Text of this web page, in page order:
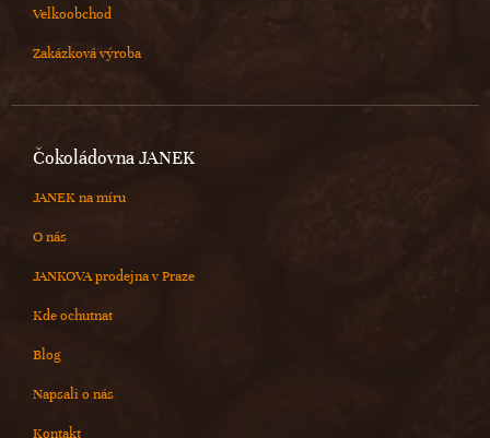
Velkoobchod
Zakázková výroba
Čokoládovna JANEK
JANEK na míru
O nás
JANKOVA prodejna v Praze
Kde ochutnat
Blog
Napsali o nás
Kontakt